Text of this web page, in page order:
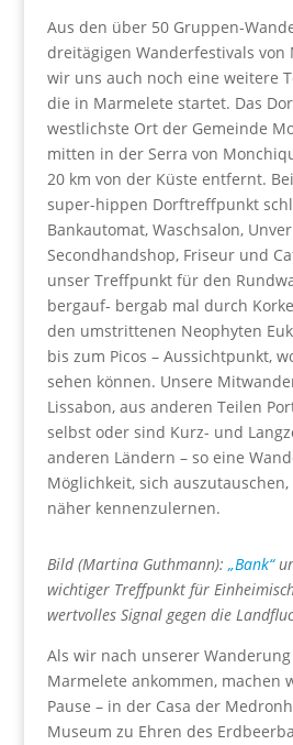
Aus den über 50 Gruppen-
dreitägigen Wanderfestivals von
wir uns auch noch eine weitere
die in Marmelete startet. Das
westlichste Ort der Gemeinde
mitten in der Serra von
20 km von der Küste entfernt. Bei
super-hippen Dorftreffpunkt
Bankautomat, Waschsalon,
Secondhandshop, Friseur und
unser Treffpunkt für den
bergauf- bergab mal durch
den umstrittenen Neophyten
bis zum Picos – Aussichtpunkt,
sehen können. Unsere
Lissabon, aus anderen Teilen
selbst oder sind Kurz- und
anderen Ländern – so eine
Möglichkeit, sich
näher kennenzulernen.
Bild (Martina Guthmann): „Bank“
wichtiger Treffpunkt für
wertvolles Signal gegen die
Als wir nach unserer
Marmelete ankommen, machen
Pause – in der Casa der
Museum zu Ehren des